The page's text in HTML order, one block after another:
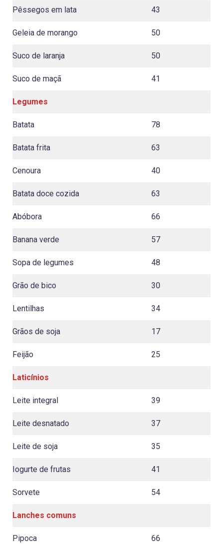
Pêssegos em lata 43
Geleia de morango 50
Suco de laranja 50
Suco de maçã 41
Legumes
Batata 78
Batata frita 63
Cenoura 40
Batata doce cozida 63
Abóbora 66
Banana verde 57
Sopa de legumes 48
Grão de bico 30
Lentilhas 34
Grãos de soja 17
Feijão 25
Laticínios
Leite integral 39
Leite desnatado 37
Leite de soja 35
Iogurte de frutas 41
Sorvete 54
Lanches comuns
Pipoca 66